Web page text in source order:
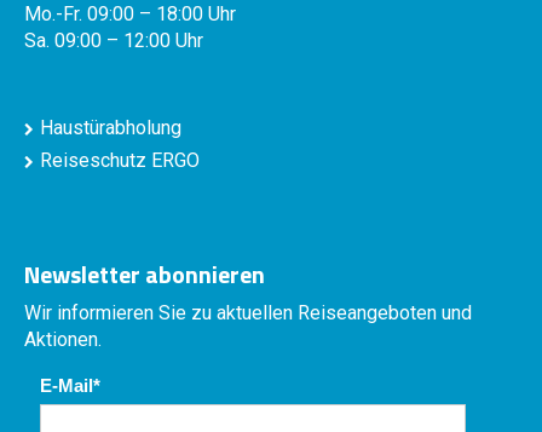
Mo.-Fr. 09:00 – 18:00 Uhr
Sa. 09:00 – 12:00 Uhr
Haustürabholung
Reiseschutz ERGO
Newsletter abonnieren
Wir informieren Sie zu aktuellen Reiseangeboten und
Aktionen.
E-Mail